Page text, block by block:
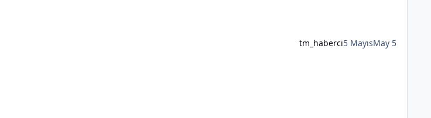
tm_haberci5 MayısMay 5